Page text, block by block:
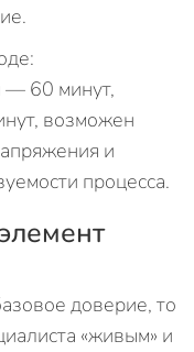
— 60 минут,
возможен
и
процесса.
доверие, то
«живым» и